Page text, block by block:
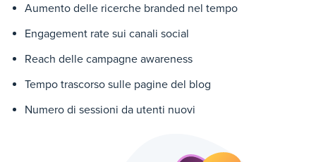
Aumento delle ricerche branded nel tempo
Engagement rate sui canali social
Reach delle campagne awareness
Tempo trascorso sulle pagine del blog
Numero di sessioni da utenti nuovi